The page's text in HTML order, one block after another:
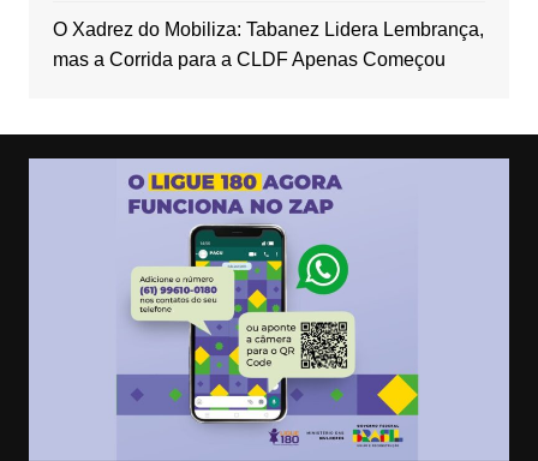
O Xadrez do Mobiliza: Tabanez Lidera Lembrança,
mas a Corrida para a CLDF Apenas Começou